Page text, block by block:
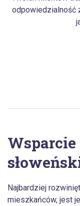
odpowiedzialność
Najbardziej
mieszkańców, jest